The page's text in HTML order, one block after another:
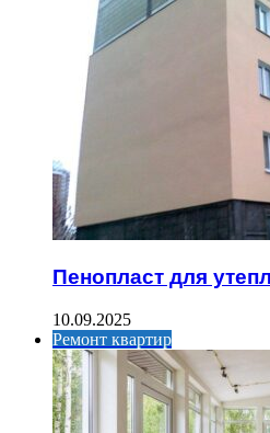
Пенопласт для
10.09.2025
Ремонт квартир